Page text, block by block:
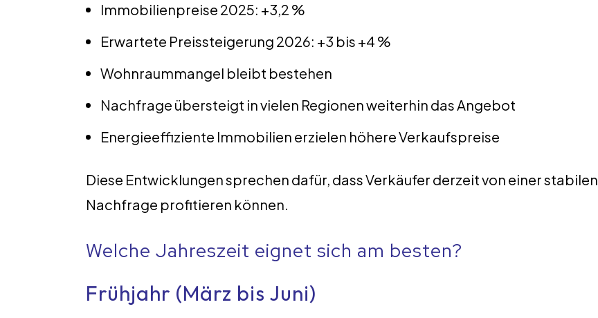
Immobilienpreise 2025: +3,2 %
Erwartete Preissteigerung 2026: +3 bis +4 %
Wohnraummangel bleibt bestehen
Nachfrage übersteigt in vielen Regionen weiterhin das Angebot
Energieeffiziente Immobilien erzielen höhere Verkaufspreise
Diese Entwicklungen sprechen dafür, dass Verkäufer derzeit von einer stabilen
Nachfrage profitieren können.
Welche Jahreszeit eignet sich am besten?
Frühjahr (März bis Juni)